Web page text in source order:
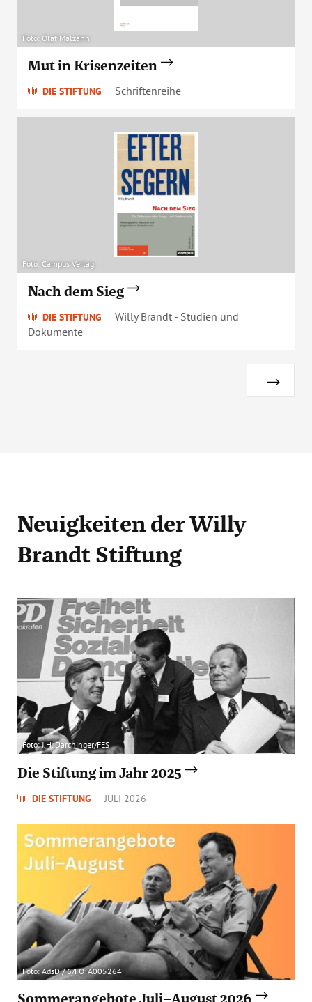
Foto: Olaf Malzahn
Mut in Krisenzeiten
DIE STIFTUNG Schriftenreihe
Foto: Campus Verlag
Nach dem Sieg
DIE STIFTUNG
Willy Brandt - Studien und
Dokumente
Neuigkeiten der Willy
Brandt Stiftung
Foto: J.H. Darchinger/FES
Die Stiftung im Jahr 2025
DIE STIFTUNG JULI 2026
Foto: AdsD / 6/FOTA005264
Sommerangebote Juli–August 2026